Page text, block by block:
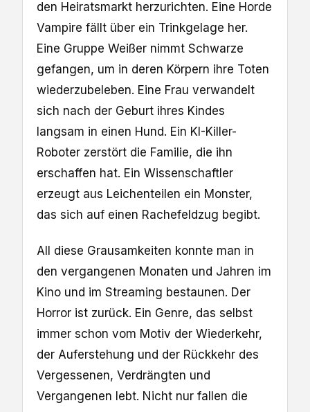
den Heiratsmarkt herzurichten. Eine Horde
Vampire fällt über ein Trinkgelage her.
Eine Gruppe Weißer nimmt Schwarze
gefangen, um in deren Körpern ihre Toten
wiederzubeleben. Eine Frau verwandelt
sich nach der Geburt ihres Kindes
langsam in einen Hund. Ein KI-Killer-
Roboter zerstört die Familie, die ihn
erschaffen hat. Ein Wissenschaftler
erzeugt aus Leichenteilen ein Monster,
das sich auf einen Rachefeldzug begibt.
All diese Grausamkeiten konnte man in
den vergangenen Monaten und Jahren im
Kino und im Streaming bestaunen. Der
Horror ist zurück. Ein Genre, das selbst
immer schon vom Motiv der Wiederkehr,
der Auferstehung und der Rückkehr des
Vergessenen, Verdrängten und
Vergangenen lebt. Nicht nur fallen die